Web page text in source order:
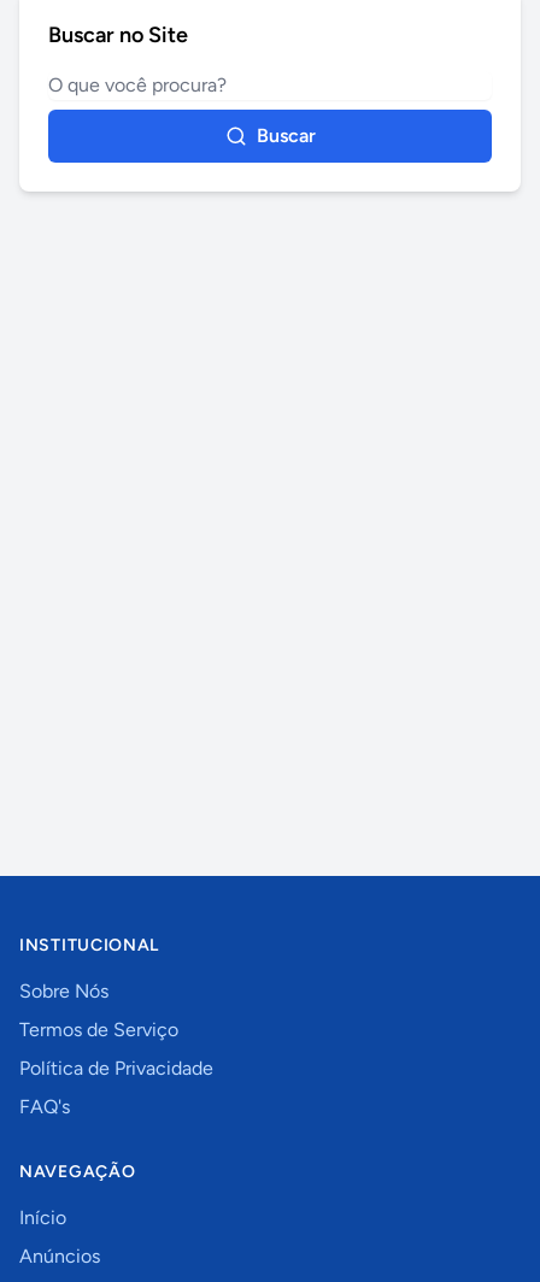
Buscar no Site
Buscar
INSTITUCIONAL
Sobre Nós
Termos de Serviço
Política de Privacidade
FAQ's
NAVEGAÇÃO
Início
Anúncios